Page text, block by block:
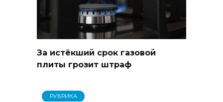
За истёкший срок газовой
плиты грозит штраф
РУБРИКА